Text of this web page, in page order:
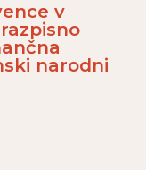
v
narodni